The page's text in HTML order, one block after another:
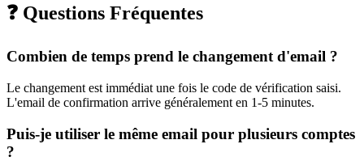
❓ Questions Fréquentes
Combien de temps prend le changement d'email ?
Le changement est immédiat une fois le code de vérification saisi.
L'email de confirmation arrive généralement en 1-5 minutes.
Puis-je utiliser le même email pour plusieurs comptes
?